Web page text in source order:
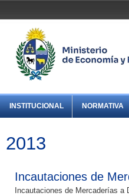
INSTITUCIONAL NORMATIVA
2013
Incautaciones de
Incautaciones de Mercaderías a